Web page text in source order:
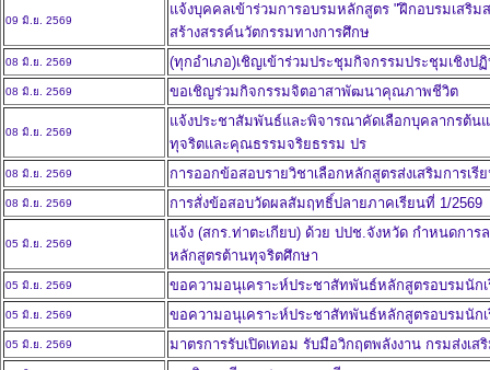
09 มิ.ย. 2569
แจ้งบุคคลเข้าร่วมการอบรมหลักสูตร "ฝึกอบรมเสริ
สร้างสรรค์นวัตกรรมทางการศึกษ
08 มิ.ย. 2569 (ทุกอำเภอ)เชิญเข้าร่วมประชุมกิจกรรมประชุมเชิงป
08 มิ.ย. 2569 ขอเชิญร่วมกิจกรรมจิตอาสาพัฒนาคุณภาพชีวิต
08 มิ.ย. 2569
แจ้งประชาสัมพันธ์และพิจารณาคัดเลือกบุคลากรต้น
ทุจริตและคุณธรรมจริยธรรม ปร
08 มิ.ย. 2569 การออกข้อสอบรายวิชาเลือกหลักสูตรส่งเสริมการเ
08 มิ.ย. 2569 การสั่งข้อสอบวัดผลสัมฤทธิ์ปลายภาคเรียนที่ 1/2569
05 มิ.ย. 2569
แจ้ง (สกร.ท่าตะเกียบ) ด้วย ปปช.จังหวัด กำหนดกา
หลักสูตรต้านทุจริตศึกษา
05 มิ.ย. 2569 ขอความอนุเคราะห์ประชาสัทพันธ์หลักสูตรอบรมนัก
05 มิ.ย. 2569 ขอความอนุเคราะห์ประชาสัทพันธ์หลักสูตรอบรมนัก
05 มิ.ย. 2569 มาตรการรับเปิดเทอม รับมือวิกฤตพลังงาน กรมส่งเส